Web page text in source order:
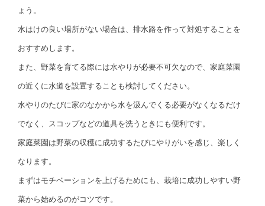
ょう。
水はけの良い場所がない場合は、排水路を作って対処することを
おすすめします。
また、野菜を育てる際には水やりが必要不可欠なので、家庭菜園
の近くに水道を設置することも検討してください。
水やりのたびに家のなかから水を汲んでくる必要がなくなるだけ
でなく、スコップなどの道具を洗うときにも便利です。
家庭菜園は野菜の収穫に成功するたびにやりがいを感じ、楽しく
なります。
まずはモチベーションを上げるためにも、栽培に成功しやすい野
菜から始めるのがコツです。